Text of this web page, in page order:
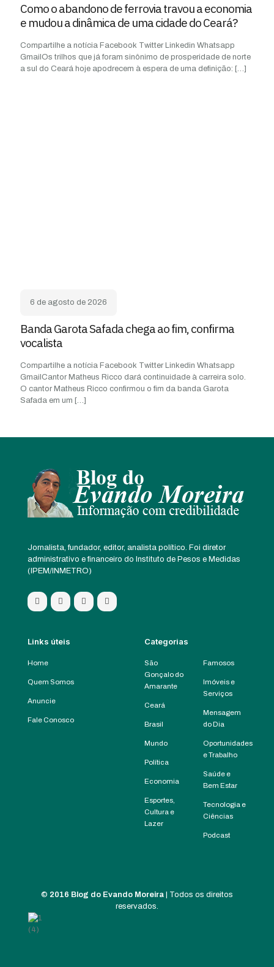
Como o abandono de ferrovia travou a economia
e mudou a dinâmica de uma cidade do Ceará?
Compartilhe a notícia Facebook Twitter Linkedin Whatsapp
GmailOs trilhos que já foram sinônimo de prosperidade de norte
a sul do Ceará hoje apodrecem à espera de uma definição: […]
6 de agosto de 2026
Banda Garota Safada chega ao fim, confirma
vocalista
Compartilhe a notícia Facebook Twitter Linkedin Whatsapp
GmailCantor Matheus Ricco dará continuidade à carreira solo.
O cantor Matheus Ricco confirmou o fim da banda Garota
Safada em um […]
Jornalista, fundador, editor, analista político. Foi diretor
administrativo e financeiro do Instituto de Pesos e Medidas
(IPEM/INMETRO)
Links úteis
Home
Quem Somos
Anuncie
Fale Conosco
Categorias
São
Gonçalo do
Amarante
Ceará
Brasil
Mundo
Política
Economia
Esportes,
Cultura e
Lazer
Famosos
Imóveis e
Serviços
Mensagem
do Dia
Oportunidades
e Trabalho
Saúde e
Bem Estar
Tecnologia e
Ciências
Podcast
© 2016 Blog do Evando Moreira | Todos os direitos
reservados.